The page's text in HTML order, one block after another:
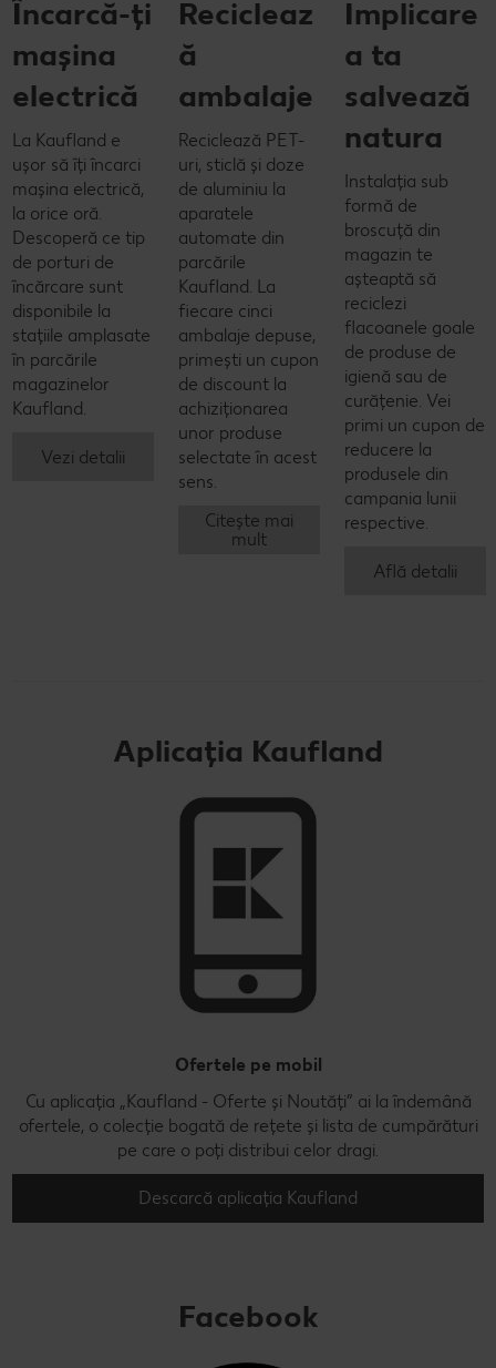
Încarcă-ți
mașina
electrică
La Kaufland e
ușor să îți încarci
mașina electrică,
la orice oră.
Descoperă ce tip
de porturi de
încărcare sunt
disponibile la
stațiile amplasate
în parcările
magazinelor
Kaufland.
Vezi detalii
Recicleaz
ă
ambalaje
Reciclează PET-
uri, sticlă și doze
de aluminiu la
aparatele
automate din
parcările
Kaufland. La
fiecare cinci
ambalaje depuse,
primești un cupon
de discount la
achiziționarea
unor produse
selectate în acest
sens.
Citește mai
mult
Implicare
a ta
salvează
natura
Instalația sub
formă de
broscuță din
magazin te
așteaptă să
reciclezi
flacoanele goale
de produse de
igienă sau de
curățenie. Vei
primi un cupon de
reducere la
produsele din
campania lunii
respective.
Află detalii
Aplicația Kaufland
Ofertele pe mobil
Cu aplicația „Kaufland - Oferte și Noutăți” ai la îndemână
ofertele, o colecție bogată de rețete și lista de cumpărături
pe care o poți distribui celor dragi.
Descarcă aplicația Kaufland
Facebook